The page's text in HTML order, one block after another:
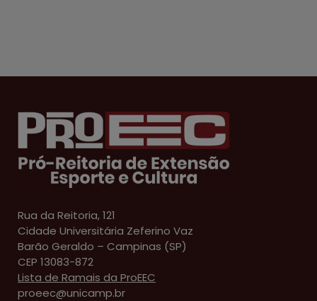
Rua da Reitoria, 121
Cidade Universitária Zeferino Vaz
Barão Geraldo – Campinas (SP)
CEP 13083-872
Lista de Ramais da ProEEC
proeec@unicamp.br